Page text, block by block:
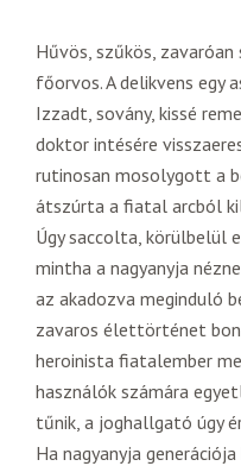
Hűvös, szűkös,
főorvos. A delikvens
Izzadt, sovány, kissé
doktor intésére
rutinosan mosolygott a
átszúrta a fiatal arcból
Úgy saccolta, körülbelül
mintha a nagyanyja
az akadozva meginduló
zavaros élettörténet
heroinista fiatalember
használók számára
tűnik, a joghallgató úgy
Ha nagyanyja